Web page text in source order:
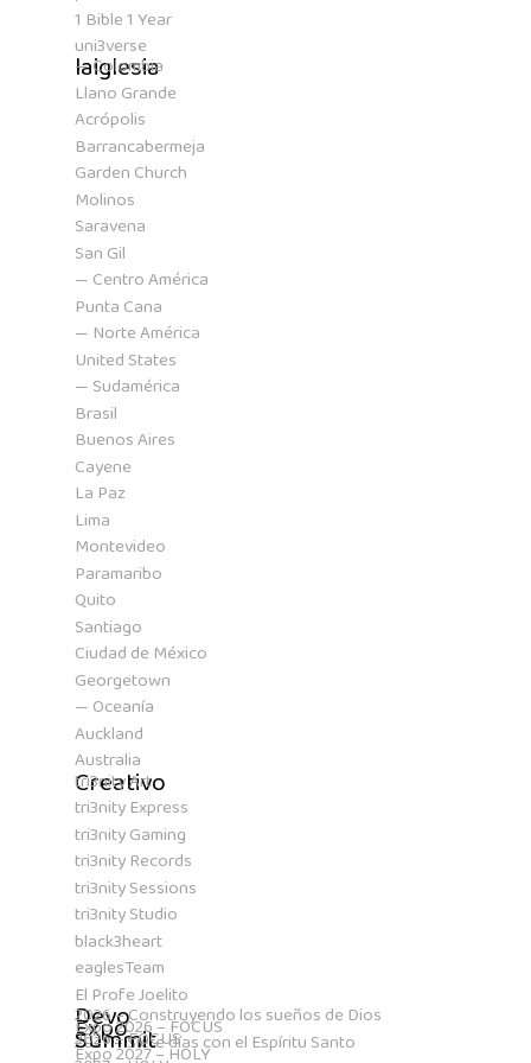
1 Bible 1 Year
uni3verse
laiglesia
— Colombia
Llano Grande
Acrópolis
Barrancabermeja
Garden Church
Molinos
Saravena
San Gil
— Centro América
Punta Cana
— Norte América
United States
— Sudamérica
Brasil
Buenos Aires
Cayene
La Paz
Lima
Montevideo
Paramaribo
Quito
Santiago
Ciudad de México
Georgetown
— Oceanía
Auckland
Australia
Creativo
tri3nity Art
tri3nity Express
tri3nity Gaming
tri3nity Records
tri3nity Sessions
tri3nity Studio
black3heart
eaglesTeam
El Profe Joelito
Devo
2026 – Construyendo los sueños de Dios
2027 – Siete días con el Espíritu Santo
Expo
Expo 2026 – FOCUS
Expo 2027 – HOLY
Summit
2026 – FOCUS